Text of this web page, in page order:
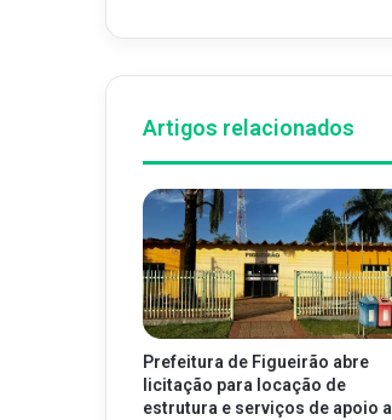
Artigos relacionados
Prefeitura de Figueirão abre
licitação para locação de
estrutura e serviços de apoio a